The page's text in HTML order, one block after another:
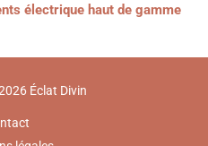
électrique haut de gamme
Éclat Divin